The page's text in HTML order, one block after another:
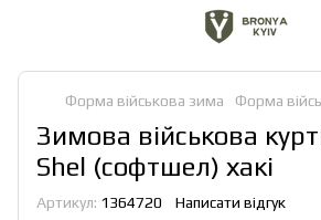
Форма військова зима Форма
Зимова військова
Shel (софтшел) хакі
Артикул: 1364720 Написати відгук